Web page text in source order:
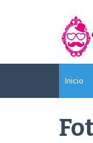
Inicio